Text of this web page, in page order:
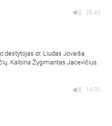
35:43
dėstytojas dr. Liudas Jovaiša
Kalbina Žygimantas Jacevičius.
14:00